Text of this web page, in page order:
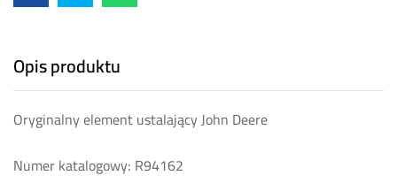
Opis produktu
Oryginalny element ustalający John Deere
Numer katalogowy: R94162